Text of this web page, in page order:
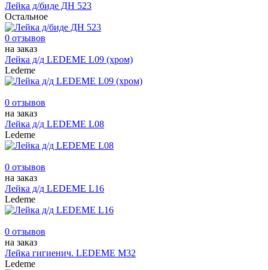
Лейка д/биде ДН 523
Остальное
0 отзывов
на заказ
Лейка д/д LEDEME L09 (хром)
Ledeme
0 отзывов
на заказ
Лейка д/д LEDEME L08
Ledeme
0 отзывов
на заказ
Лейка д/д LEDEME L16
Ledeme
0 отзывов
на заказ
Лейка гигиенич. LEDEME М32
Ledeme